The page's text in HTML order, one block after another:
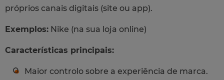
próprios canais digitais (site ou app).
Exemplos: Nike (na sua loja online)
Características principais:
Maior controlo sobre a experiência de marca.